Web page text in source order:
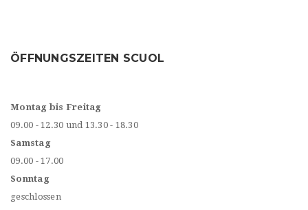
ÖFFNUNGSZEITEN SCUOL
Montag bis Freitag
09.00 - 12.30 und 13.30 - 18.30
Samstag
09.00 - 17.00
Sonntag
geschlossen